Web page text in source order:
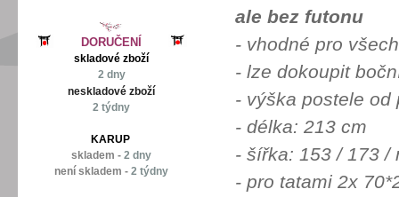
ale bez futonu
- vhodné pro
- lze dokoupit
- výška postele od
- délka: 213 cm
- šířka: 153 / 173 /
- pro tatami 2x
DORUČENÍ
skladové zboží
2 dny
neskladové zboží
2 týdny
KARUP
skladem - 2 dny
není skladem - 2 týdny